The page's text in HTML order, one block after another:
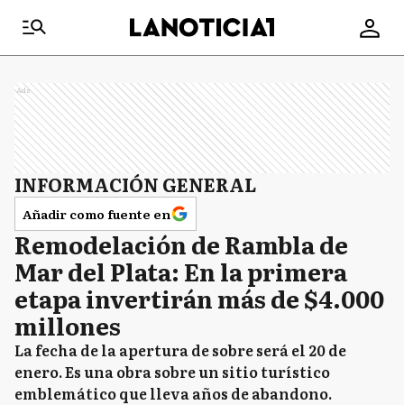
Ads
INFORMACIÓN GENERAL
Añadir como fuente en
Remodelación de Rambla de
Mar del Plata: En la primera
etapa invertirán más de $4.000
millones
La fecha de la apertura de sobre será el 20 de
enero. Es una obra sobre un sitio turístico
emblemático que lleva años de abandono.